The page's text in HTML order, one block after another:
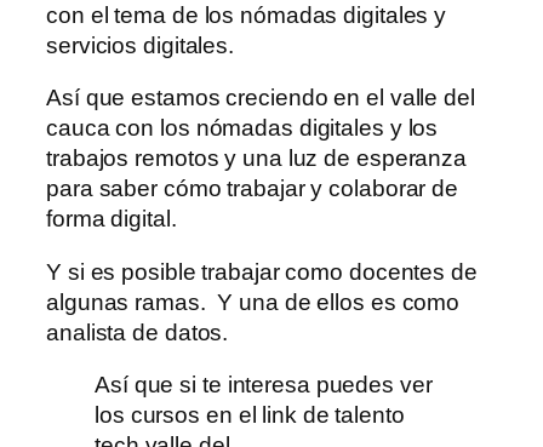
con el tema de los nómadas digitales y
servicios digitales.
Así que estamos creciendo en el valle del
cauca con los nómadas digitales y los
trabajos remotos y una luz de esperanza
para saber cómo trabajar y colaborar de
forma digital.
Y si es posible trabajar como docentes de
algunas ramas. Y una de ellos es como
analista de datos.
Así que si te interesa puedes ver
los cursos en el link de talento